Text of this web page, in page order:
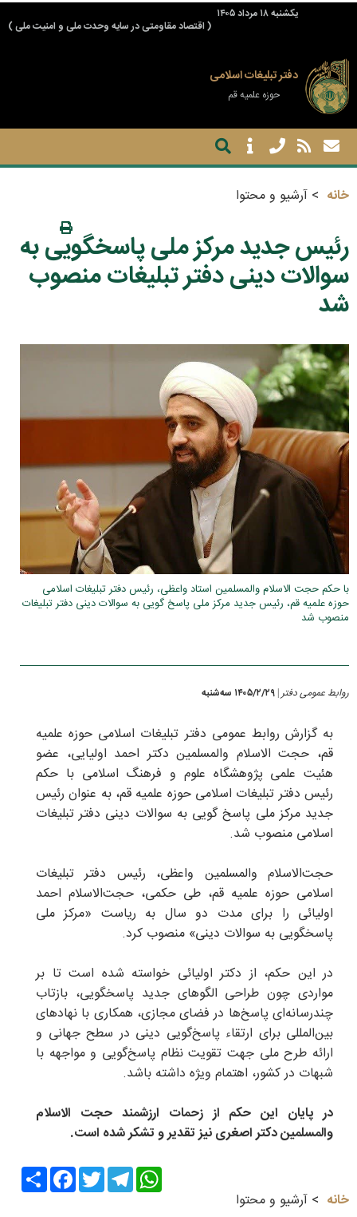
يكشنبه ۱۸ مرداد ۱۴۰۵
( اقتصاد مقاومتی در سایه وحدت ملی و امنیت ملی )
دفتر تبلیغات اسلامی
حوزه علمیه قم
خانه آرشیو و محتوا
رئیس جدید مرکز ملی پاسخگویی به
سوالات دینی دفتر تبلیغات منصوب
شد
با حکم حجت الاسلام والمسلمین استاد واعظی، رئیس دفتر تبلیغات اسلامی
حوزه علمیه قم، رئیس جدید مرکز ملی پاسخ گویی به سوالات دینی دفتر تبلیغات
منصوب شد
روابط عمومی دفتر | ۱۴۰۵/۲/۲۹ سه‌شنبه
به گزارش روابط عمومی دفتر تبلیغات اسلامی حوزه علمیه
قم، حجت الاسلام والمسلمین دکتر احمد اولیایی، عضو
هئیت علمی پژوهشگاه علوم و فرهنگ اسلامی با حکم
رئیس دفتر تبلیغات اسلامی حوزه علمیه قم، به عنوان رئیس
جدید مرکز ملی پاسخ گویی به سوالات دینی دفتر تبلیغات
اسلامی منصوب شد.
حجت‌الاسلام والمسلمین واعظی، رئیس دفتر تبلیغات
اسلامی حوزه علمیه قم، طی حکمی، حجت‌الاسلام احمد
اولیائی را برای مدت دو سال به ریاست «مرکز ملی
پاسخگویی به سوالات دینی» منصوب کرد.
در این حکم، از دکتر اولیائی خواسته شده است تا بر
مواردی چون طراحی الگوهای جدید پاسخگویی، بازتاب
چندرسانه‌ای پاسخ‌ها در فضای مجازی، همکاری با نهادهای
بین‌المللی برای ارتقاء پاسخ‌گویی دینی در سطح جهانی و
ارائه طرح ملی جهت تقویت نظام پاسخ‌گویی و مواجهه با
شبهات در کشور، اهتمام ویژه داشته باشد.
در پایان این حکم از زحمات ارزشمند حجت الاسلام
والمسلمین دکتر اصغری نیز تقدیر و تشکر شده است.
Share
FacebookTwitter
Telegram
WhatsApp
خانه
آرشیو و محتوا